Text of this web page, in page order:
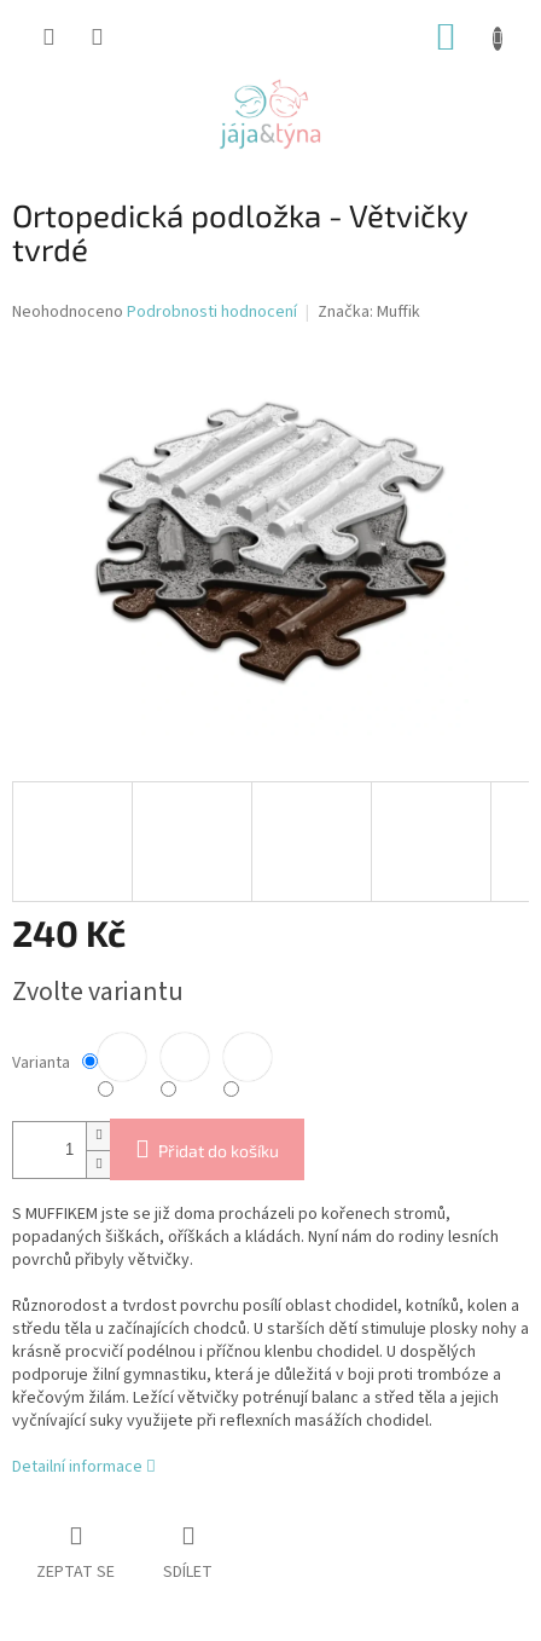
Ortopedická podložka - Větvičky
tvrdé
Průměrné
Neohodnoceno Podrobnosti hodnocení Značka: Muffik
240 Kč
cena:
Zvolte variantu
Varianta
Přidat do košíku
S MUFFIKEM jste se již doma procházeli po kořenech stromů,
popadaných šiškách, oříškách a kládách. Nyní nám do rodiny lesních
povrchů přibyly větvičky.
Různorodost a tvrdost povrchu posílí oblast chodidel, kotníků, kolen a
středu těla u začínajících chodců. U starších dětí stimuluje plosky nohy a
krásně procvičí podélnou i příčnou klenbu chodidel. U dospělých
podporuje žilní gymnastiku, která je důležitá v boji proti trombóze a
křečovým žilám. Ležící větvičky potrénují balanc a střed těla a jejich
vyčnívající suky využijete při reflexních masážích chodidel.
Detailní informace
ZEPTAT SE SDÍLET